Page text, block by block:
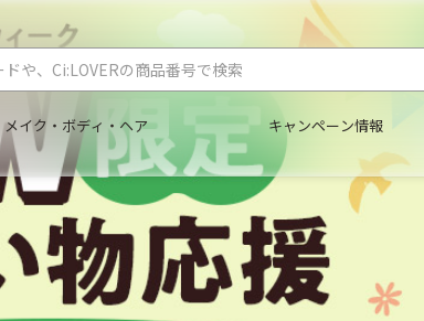
メイク・ボディ・ヘア キャンペーン情報